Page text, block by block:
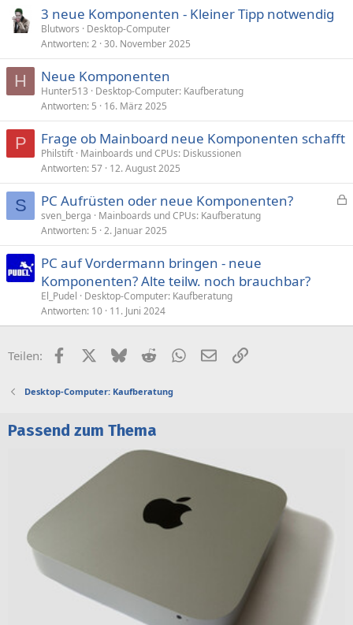
3 neue Komponenten - Kleiner Tipp notwendig
Blutwors
Desktop-Computer
Antworten 2 30. November 2025
H Neue Komponenten
Hunter513
Desktop-Computer: Kaufberatung
Antworten 5 16. März 2025
P Frage ob Mainboard neue Komponenten schafft
Philstift Mainboards und CPUs: Diskussionen
Antworten 57 12. August 2025
S
p
PC Aufrüsten oder neue Komponenten?
sven_berga
Mainboards und CPUs: Kaufberatung
Antworten 5 2. Januar 2025
PC auf Vordermann bringen - neue
Komponenten? Alte teilw. noch brauchbar?
El_Pudel
Desktop-Computer: Kaufberatung
Antworten 10 11. Juni 2024
Teilen: FacebookX (Twitter)
BlueskyRedditWhatsApp
E-MailLink
Desktop-Computer: Kaufberatung
Passend zum Thema